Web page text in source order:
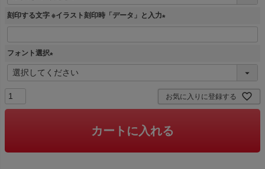
必
須
)
刻印する文字 ※イラスト刻印時「データ」と入力
必
フォント選択
(
必
お気に入りに登録する
カートに入れる